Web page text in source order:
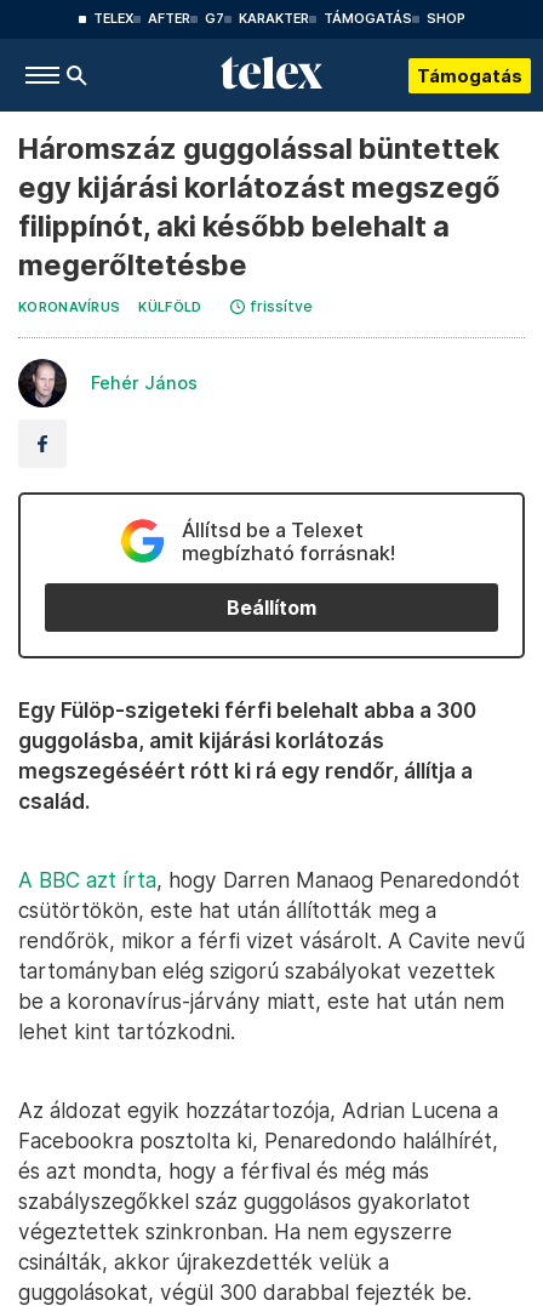
TELEX AFTER G7 KARAKTER TÁMOGATÁS SHOP
Támogatás
Háromszáz guggolással büntettek
egy kijárási korlátozást megszegő
filippínót, aki később belehalt a
megerőltetésbe
KORONAVÍRUS KÜLFÖLD frissítve
Fehér János
Állítsd be a Telexet
megbízható forrásnak!
Beállítom
Egy Fülöp-szigeteki férfi belehalt abba a 300
guggolásba, amit kijárási korlátozás
megszegéséért rótt ki rá egy rendőr, állítja a
család.
A BBC azt írta, hogy Darren Manaog Penaredondót
csütörtökön, este hat után állították meg a
rendőrök, mikor a férfi vizet vásárolt. A Cavite nevű
tartományban elég szigorú szabályokat vezettek
be a koronavírus-járvány miatt, este hat után nem
lehet kint tartózkodni.
Az áldozat egyik hozzátartozója, Adrian Lucena a
Facebookra posztolta ki, Penaredondo halálhírét,
és azt mondta, hogy a férfival és még más
szabályszegőkkel száz guggolásos gyakorlatot
végeztettek szinkronban. Ha nem egyszerre
csinálták, akkor újrakezdették velük a
guggolásokat, végül 300 darabbal fejezték be.